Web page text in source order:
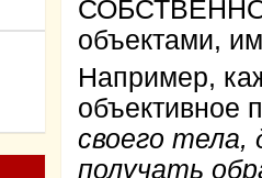
объектами,
Например,
объективное
своего
получать